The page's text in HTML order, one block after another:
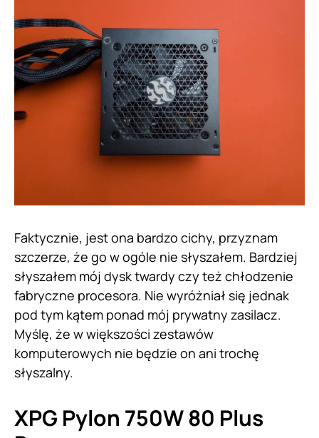
Faktycznie, jest ona bardzo cichy, przyznam
szczerze, że go w ogóle nie słyszałem. Bardziej
słyszałem mój dysk twardy czy też chłodzenie
fabryczne procesora. Nie wyróżniał się jednak
pod tym kątem ponad mój prywatny zasilacz.
Myślę, że w większości zestawów
komputerowych nie będzie on ani trochę
słyszalny.
XPG Pylon 750W 80 Plus